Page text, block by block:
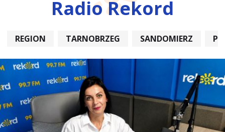
Radio Rekord
REGION TARNOBRZEG SANDOMIERZ